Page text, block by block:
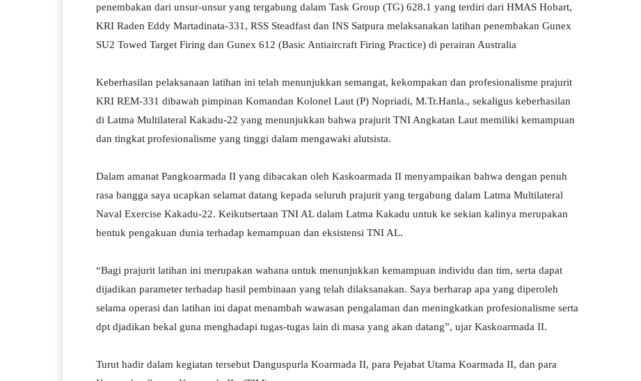
penembakan dari unsur-unsur yang tergabung dalam Task Group (TG) 628.1 yang terdiri dari HMAS Hobart,
KRI Raden Eddy Martadinata-331, RSS Steadfast dan INS Satpura melaksanakan latihan penembakan Gunex
SU2 Towed Target Firing dan Gunex 612 (Basic Antiaircraft Firing Practice) di perairan Australia
Keberhasilan pelaksanaan latihan ini telah menunjukkan semangat, kekompakan dan profesionalisme prajurit
KRI REM-331 dibawah pimpinan Komandan Kolonel Laut (P) Nopriadi, M.Tr.Hanla., sekaligus keberhasilan
di Latma Multilateral Kakadu-22 yang menunjukkan bahwa prajurit TNI Angkatan Laut memiliki kemampuan
dan tingkat profesionalisme yang tinggi dalam mengawaki alutsista.
Dalam amanat Pangkoarmada II yang dibacakan oleh Kaskoarmada II menyampaikan bahwa dengan penuh
rasa bangga saya ucapkan selamat datang kepada seluruh prajurit yang tergabung dalam Latma Multilateral
Naval Exercise Kakadu-22. Keikutsertaan TNI AL dalam Latma Kakadu untuk ke sekian kalinya merupakan
bentuk pengakuan dunia terhadap kemampuan dan eksistensi TNI AL.
“Bagi prajurit latihan ini merupakan wahana untuk menunjukkan kemampuan individu dan tim, serta dapat
dijadikan parameter terhadap hasil pembinaan yang telah dilaksanakan. Saya berharap apa yang diperoleh
selama operasi dan latihan ini dapat menambah wawasan pengalaman dan meningkatkan profesionalisme serta
dpt djadikan bekal guna menghadapi tugas-tugas lain di masa yang akan datang”, ujar Kaskoarmada II.
Turut hadir dalam kegiatan tersebut Danguspurla Koarmada II, para Pejabat Utama Koarmada II, dan para